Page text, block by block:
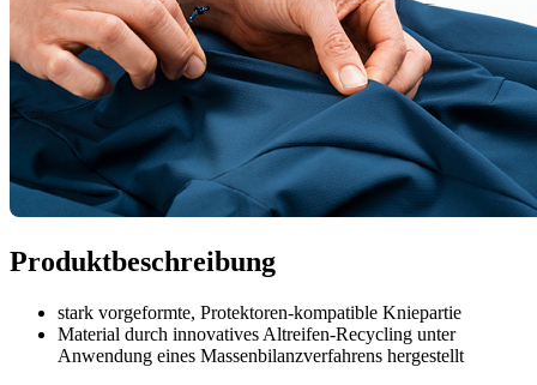
Produktbeschreibung
stark vorgeformte, Protektoren-kompatible Kniepartie
Material durch innovatives Altreifen-Recycling unter
Anwendung eines Massenbilanzverfahrens hergestellt